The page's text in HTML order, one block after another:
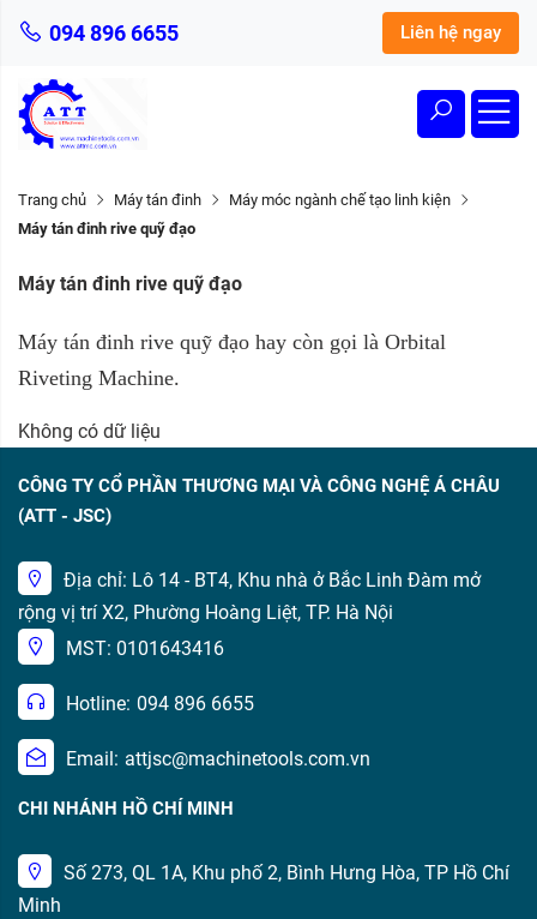
094 896 6655 Liên hệ ngay
Trang chủ Máy tán đinh
Máy móc ngành chế tạo linh kiện
Máy tán đinh rive quỹ đạo
Máy tán đinh rive quỹ đạo
Máy tán đinh rive quỹ đạo hay còn gọi là Orbital
Riveting Machine.
Không có dữ liệu
CÔNG TY CỔ PHẦN THƯƠNG MẠI VÀ CÔNG NGHỆ Á CHÂU
(ATT - JSC)
Địa chỉ: Lô 14 - BT4, Khu nhà ở Bắc Linh Đàm mở
rộng vị trí X2, Phường Hoàng Liệt, TP. Hà Nội
MST: 0101643416
Hotline: 094 896 6655
Email: attjsc@machinetools.com.vn
CHI NHÁNH HỒ CHÍ MINH
Số 273, QL 1A, Khu phố 2, Bình Hưng Hòa, TP Hồ Chí
Minh